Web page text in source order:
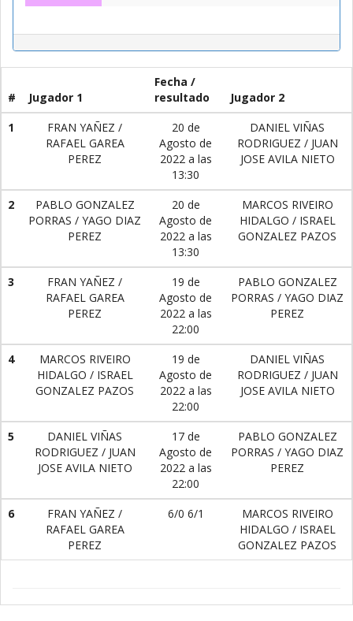
# Jugador 1
Fecha /
resultado
Jugador 2
1
FRAN YAÑEZ /
RAFAEL GAREA
PEREZ
20 de
Agosto de
2022 a las
13:30
DANIEL VIÑAS
RODRIGUEZ / JUAN
JOSE AVILA NIETO
2
PABLO GONZALEZ
PORRAS / YAGO DIAZ
PEREZ
20 de
Agosto de
2022 a las
13:30
MARCOS RIVEIRO
HIDALGO / ISRAEL
GONZALEZ PAZOS
3
FRAN YAÑEZ /
RAFAEL GAREA
PEREZ
19 de
Agosto de
2022 a las
22:00
PABLO GONZALEZ
PORRAS / YAGO DIAZ
PEREZ
4
MARCOS RIVEIRO
HIDALGO / ISRAEL
GONZALEZ PAZOS
19 de
Agosto de
2022 a las
22:00
DANIEL VIÑAS
RODRIGUEZ / JUAN
JOSE AVILA NIETO
5
DANIEL VIÑAS
RODRIGUEZ / JUAN
JOSE AVILA NIETO
17 de
Agosto de
2022 a las
22:00
PABLO GONZALEZ
PORRAS / YAGO DIAZ
PEREZ
6
FRAN YAÑEZ /
RAFAEL GAREA
PEREZ
6/0 6/1
MARCOS RIVEIRO
HIDALGO / ISRAEL
GONZALEZ PAZOS